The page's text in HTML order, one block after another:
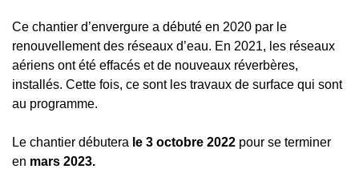
Ce chantier d’envergure a débuté en 2020 par le
renouvellement des réseaux d’eau. En 2021, les réseaux
aériens ont été effacés et de nouveaux réverbères,
installés. Cette fois, ce sont les travaux de surface qui sont
au programme.
Le chantier débutera le 3 octobre 2022 pour se terminer
en mars 2023.